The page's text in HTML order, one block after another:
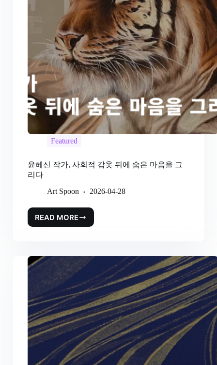
Featured
윤혜신 작가, 사회적 갑옷 뒤에 숨은 마음을 그
리다
Art Spoon 2026-04-28
READ MORE